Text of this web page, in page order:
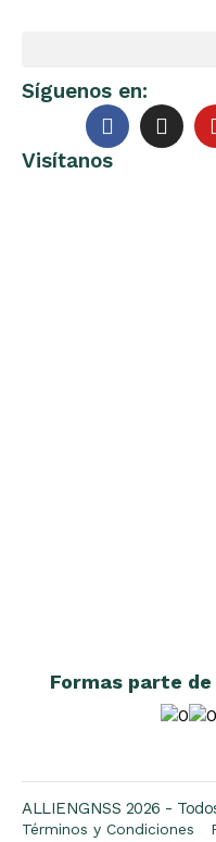
Síguenos en:
Visítanos
Formas parte
ALLIENGNSS 2026 -
Términos y Condiciones